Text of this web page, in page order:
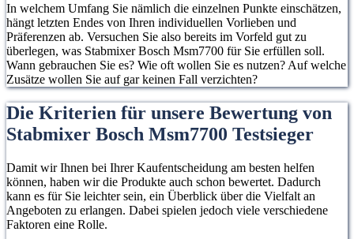
In welchem Umfang Sie nämlich die einzelnen Punkte einschätzen,
hängt letzten Endes von Ihren individuellen Vorlieben und
Präferenzen ab. Versuchen Sie also bereits im Vorfeld gut zu
überlegen, was Stabmixer Bosch Msm7700 für Sie erfüllen soll.
Wann gebrauchen Sie es? Wie oft wollen Sie es nutzen? Auf welche
Zusätze wollen Sie auf gar keinen Fall verzichten?
Die Kriterien für unsere Bewertung von
Stabmixer Bosch Msm7700 Testsieger
Damit wir Ihnen bei Ihrer Kaufentscheidung am besten helfen
können, haben wir die Produkte auch schon bewertet. Dadurch
kann es für Sie leichter sein, ein Überblick über die Vielfalt an
Angeboten zu erlangen. Dabei spielen jedoch viele verschiedene
Faktoren eine Rolle.